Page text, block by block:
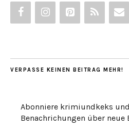
VERPASSE KEINEN BEITRAG MEHR!
Abonniere krimiundkeks
Benachrichungen über neue